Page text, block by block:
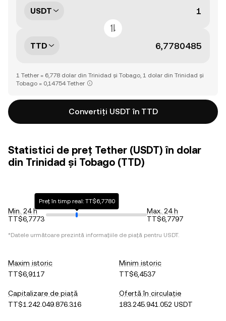
USDT
TTD
1 Tether = 6,778 dolar din Trinidad și Tobago, 1 dolar din Trinidad și
Tobago = 0,14754 Tether
Convertiți USDT în TTD
Statistici de preț Tether (USDT) în dolar
din Trinidad și Tobago (TTD)
Min. 24 h
TT$6,7773
Preț în timp real: TT$6,7780
Max. 24 h
TT$6,7797
*Datele următoare prezintă informațiile de piață pentru USDT.
Maxim istoric
TT$6,9117
Minim istoric
TT$6,4537
Capitalizare de piață
TT$1.242.049.876.316
Ofertă în circulație
183.245.941.052 USDT